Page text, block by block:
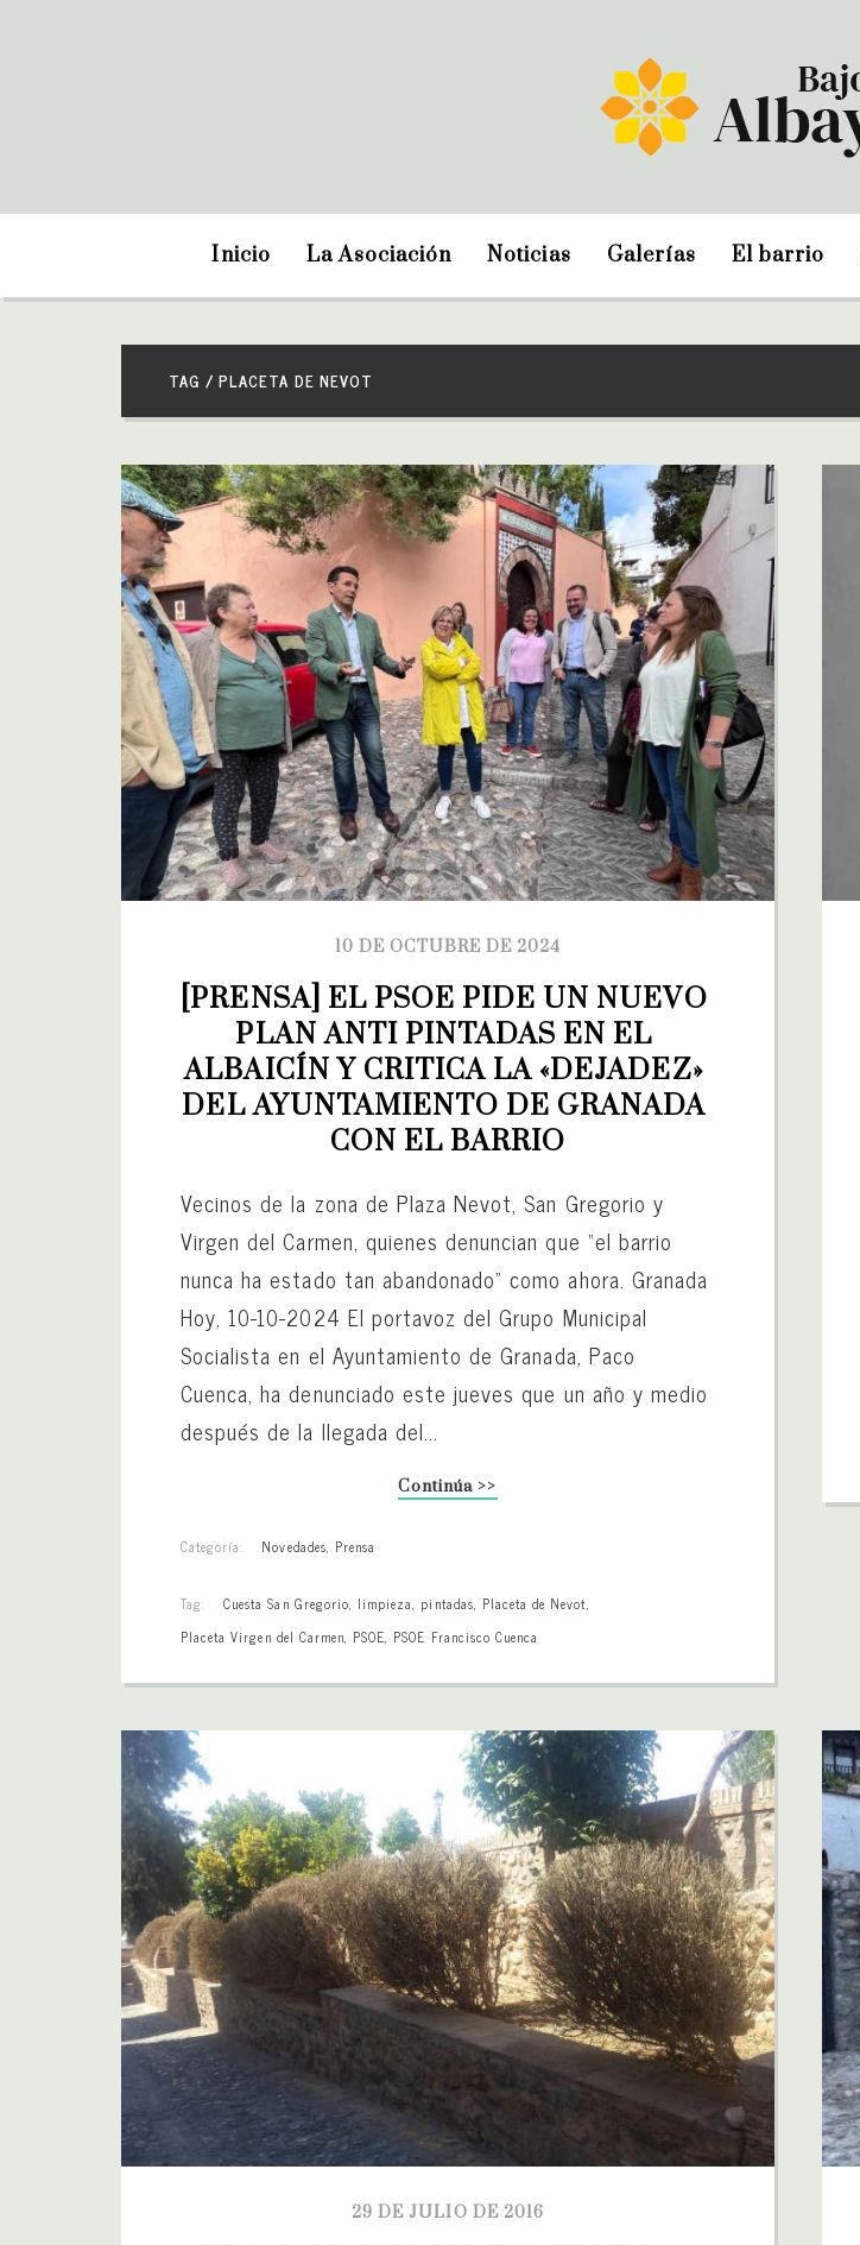
Inicio La Asociación Noticias Galerías El barrio
TAG / PLACETA DE NEVOT
10 DE OCTUBRE DE 2024
[PRENSA] EL PSOE PIDE UN NUEVO
PLAN ANTI PINTADAS EN EL
ALBAICÍN Y CRITICA LA «DEJADEZ»
DEL AYUNTAMIENTO DE GRANADA
CON EL BARRIO
Vecinos de la zona de Plaza Nevot, San Gregorio y
Virgen del Carmen, quienes denuncian que “el barrio
nunca ha estado tan abandonado” como ahora. Granada
Hoy, 10-10-2024 El portavoz del Grupo Municipal
Socialista en el Ayuntamiento de Granada, Paco
Cuenca, ha denunciado este jueves que un año y medio
después de la llegada del...
Continúa >>
Categoría: Novedades, Prensa
Tag: Cuesta San Gregorio, limpieza, pintadas, Placeta de Nevot,
Placeta Virgen del Carmen, PSOE, PSOE Francisco Cuenca
29 DE JULIO DE 2016